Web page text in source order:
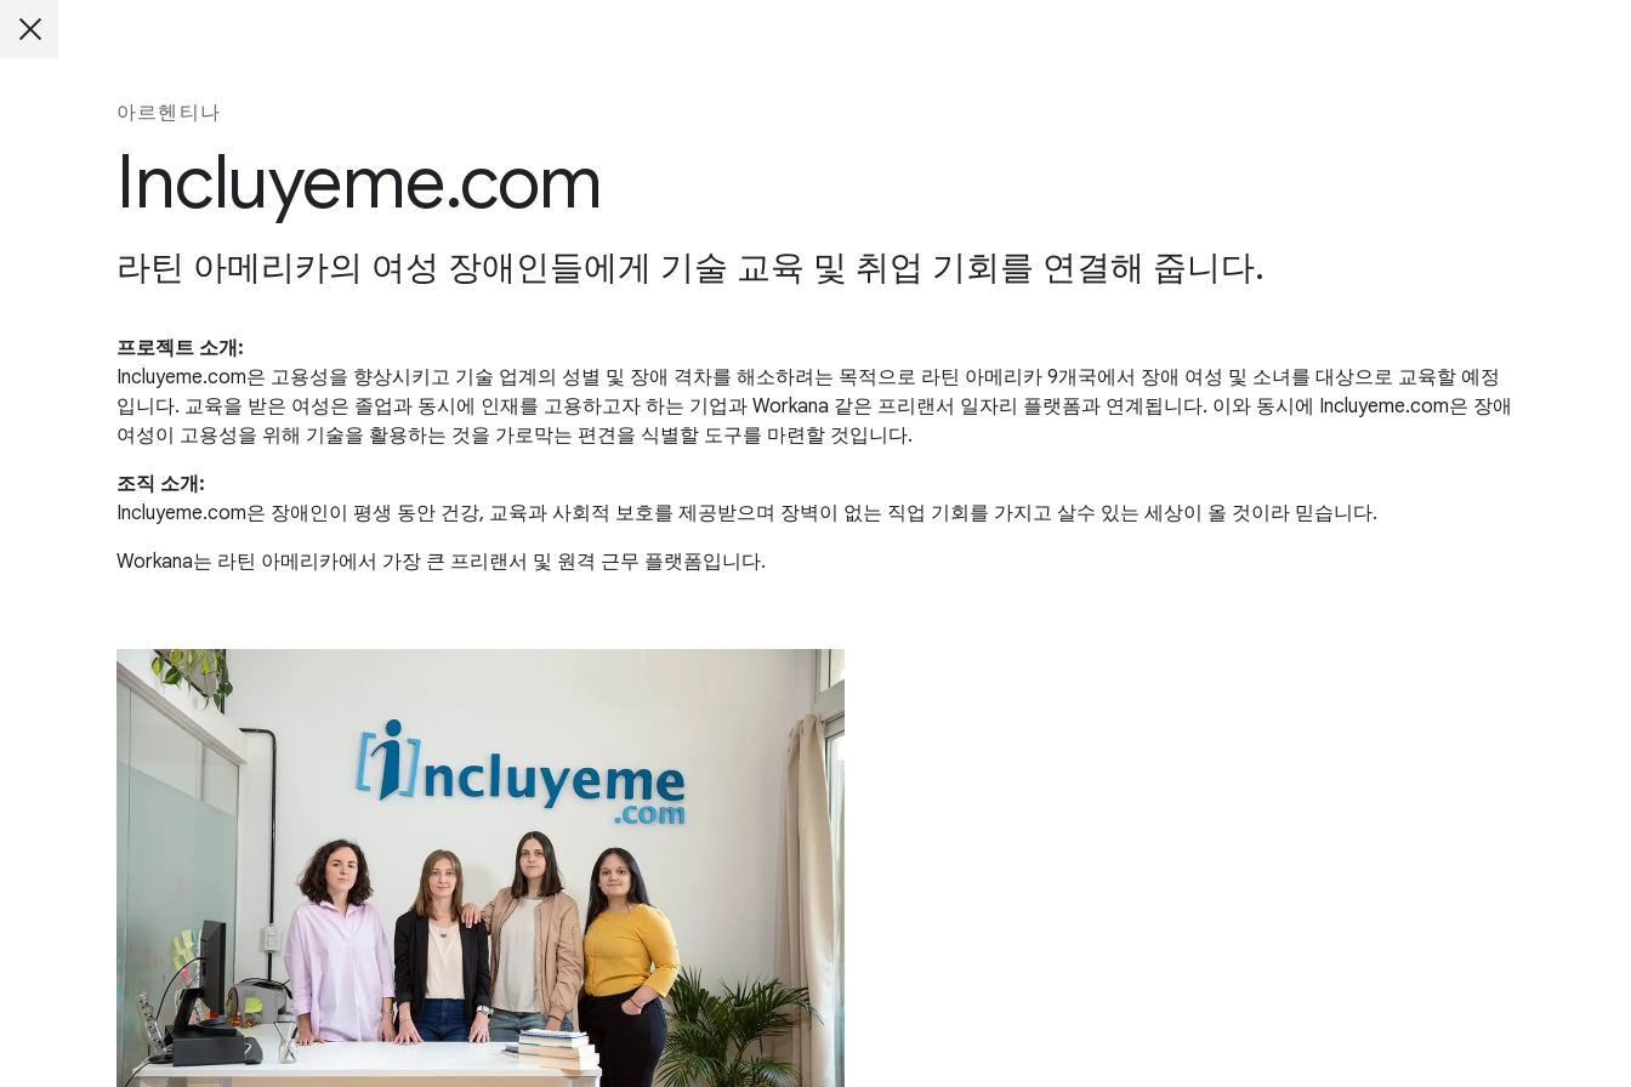
아르헨티나
Incluyeme.com
라틴 아메리카의 여성 장애인들에게 기술 교육 및 취업 기회를 연결해 줍니다.
프로젝트 소개:
Incluyeme.com은 고용성을 향상시키고 기술 업계의 성별 및 장애 격차를 해소하려는 목적으로 라틴 아메리카 9개국에서 장애 여성 및 소녀를 대상으로 교육할 예정
입니다. 교육을 받은 여성은 졸업과 동시에 인재를 고용하고자 하는 기업과 Workana 같은 프리랜서 일자리 플랫폼과 연계됩니다. 이와 동시에 Incluyeme.com은 장애
여성이 고용성을 위해 기술을 활용하는 것을 가로막는 편견을 식별할 도구를 마련할 것입니다.
조직 소개:
Incluyeme.com은 장애인이 평생 동안 건강, 교육과 사회적 보호를 제공받으며 장벽이 없는 직업 기회를 가지고 살수 있는 세상이 올 것이라 믿습니다.
Workana는 라틴 아메리카에서 가장 큰 프리랜서 및 원격 근무 플랫폼입니다.